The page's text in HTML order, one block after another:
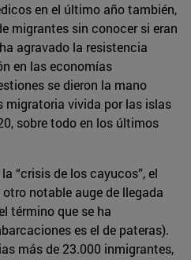
en el último año también,
migrantes sin conocer si eran
agravado la resistencia
en las economías
se dieron la mano
migratoria vivida por las islas
sobre todo en los últimos
“crisis de los cayucos”, el
notable auge de llegada
término que se ha
es el de pateras).
más de 23.000 inmigrantes,